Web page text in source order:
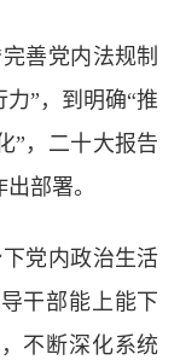
善党内法规制
”，到明确“推
”，二十大报告
部署。
党内政治生活
干部能上能下
不断深化系统